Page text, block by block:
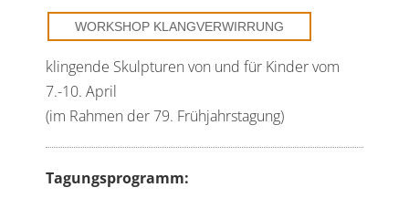
WORKSHOP KLANGVERWIRRUNG
klingende Skulpturen von und für Kinder vom
7.-10. April
(im Rahmen der 79. Frühjahrstagung)
Tagungsprogramm: